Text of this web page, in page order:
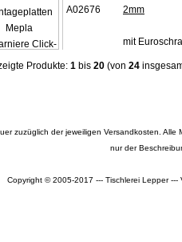
A02676
2mm
mit
Produkte: 1 bis 20 (von 24
zuzüglich der jeweiligen Versandkosten.
nur der
Copyright © 2005-2017 --- Tischlerei Lepper